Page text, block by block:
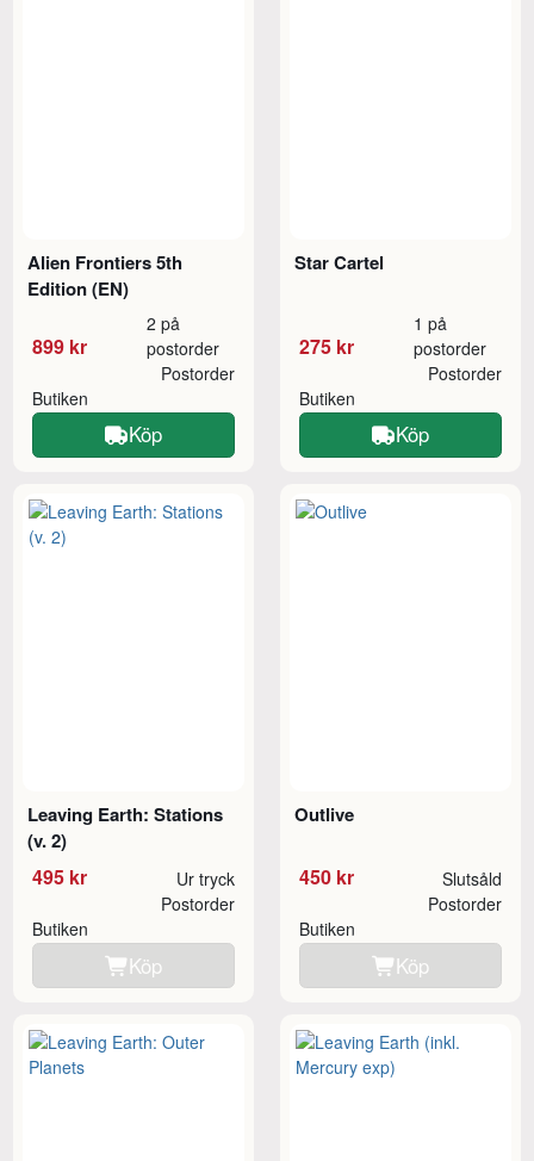
Alien Frontiers 5th
Edition (EN)
899 kr
2 på
postorder
Butiken
Postorder
Köp
Star Cartel
275 kr
1 på
postorder
Butiken
Postorder
Köp
Leaving Earth: Stations
(v. 2)
495 kr Ur tryck
Butiken
Postorder
Köp
Outlive
450 kr Slutsåld
Butiken
Postorder
Köp